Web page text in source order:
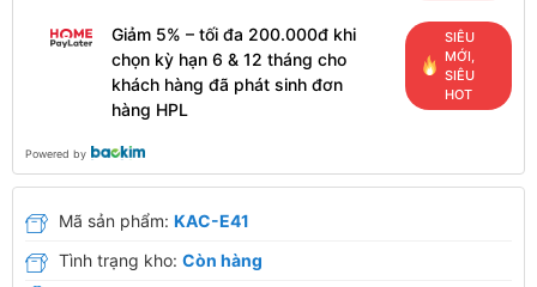
Giảm 5% – tối đa 200.000đ khi
chọn kỳ hạn 6 & 12 tháng cho
khách hàng đã phát sinh đơn
hàng HPL
SIÊU
MỚI,
SIÊU
HOT
Powered by
Mã sản phẩm: KAC-E41
Tình trạng kho: Còn hàng